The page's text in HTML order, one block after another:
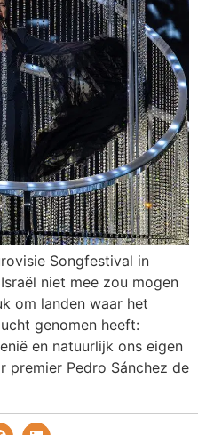
Songfestival in
niet mee zou mogen
om landen waar het
genomen heeft:
en natuurlijk ons eigen
premier Pedro Sánchez de